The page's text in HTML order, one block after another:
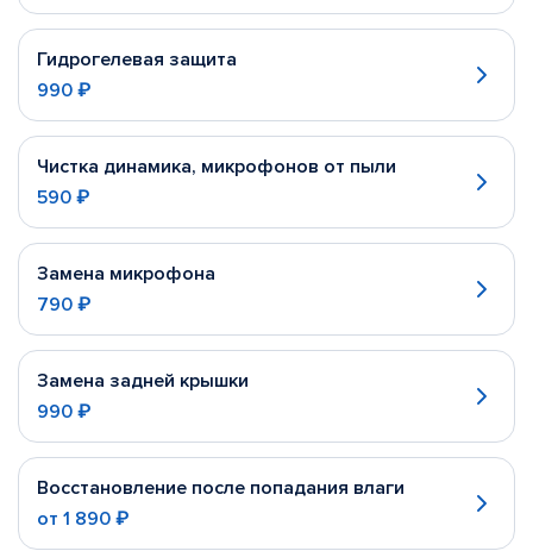
Гидрогелевая защита
990 ₽
Чистка динамика, микрофонов от пыли
590 ₽
Замена микрофона
790 ₽
Замена задней крышки
990 ₽
Восстановление после попадания влаги
от 1 890 ₽